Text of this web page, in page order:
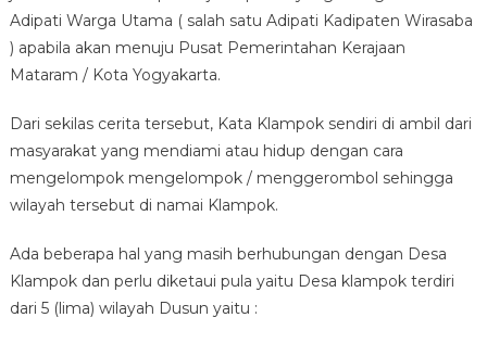
Adipati Warga Utama ( salah satu Adipati Kadipaten Wirasaba
) apabila akan menuju Pusat Pemerintahan Kerajaan
Mataram / Kota Yogyakarta.
Dari sekilas cerita tersebut, Kata Klampok sendiri di ambil dari
masyarakat yang mendiami atau hidup dengan cara
mengelompok mengelompok / menggerombol sehingga
wilayah tersebut di namai Klampok.
Ada beberapa hal yang masih berhubungan dengan Desa
Klampok dan perlu diketaui pula yaitu Desa klampok terdiri
dari 5 (lima) wilayah Dusun yaitu :